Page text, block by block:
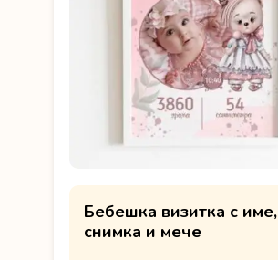
Бебешка визитка с име,
снимка и мече